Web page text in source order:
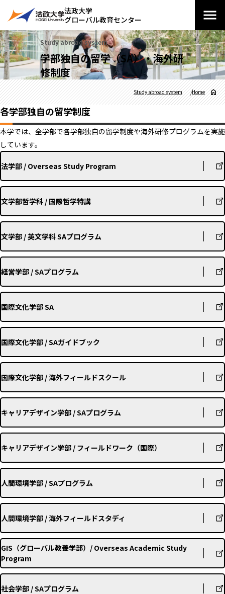
法政大学
グローバル教育センター
Study abroad system
学部独自の留学（SA）・海外研
修制度
Home
Study abroad system
各学部独自の留学制度
本学では、全学部で各学部独自の留学制度や海外研修プログラムを実施
しています。
法学部 / Overseas Study Program
文学部哲学科 / 国際哲学特講
文学部 / 英文学科 SAプログラム
経営学部 / SAプログラム
国際文化学部 SA
国際文化学部 / SAガイドブック
国際文化学部 / 海外フィールドスクール
キャリアデザイン学部 / SAプログラム
キャリアデザイン学部 / フィールドワーク（国際）
人間環境学部 / SAプログラム
人間環境学部 / 海外フィールドスタディ
GIS（グローバル教養学部）/ Overseas Academic Study
Program
社会学部 / SAプログラム